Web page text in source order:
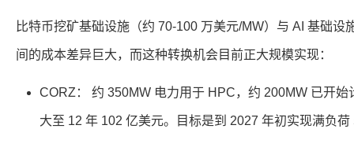
比特币挖矿基础设施（约 70-100 万美元/MW）与 AI 基础设
间的成本差异巨大，而这种转换机会目前正大规模实现：
CORZ： 约 350MW 电力用于 HPC，约 200MW 已开
大至 12 年 102 亿美元。目标是到 2027 年初实现满负荷